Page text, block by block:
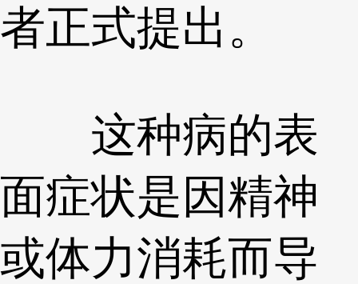
者正式提出。
这种病的表
面症状是因精神
或体力消耗而导